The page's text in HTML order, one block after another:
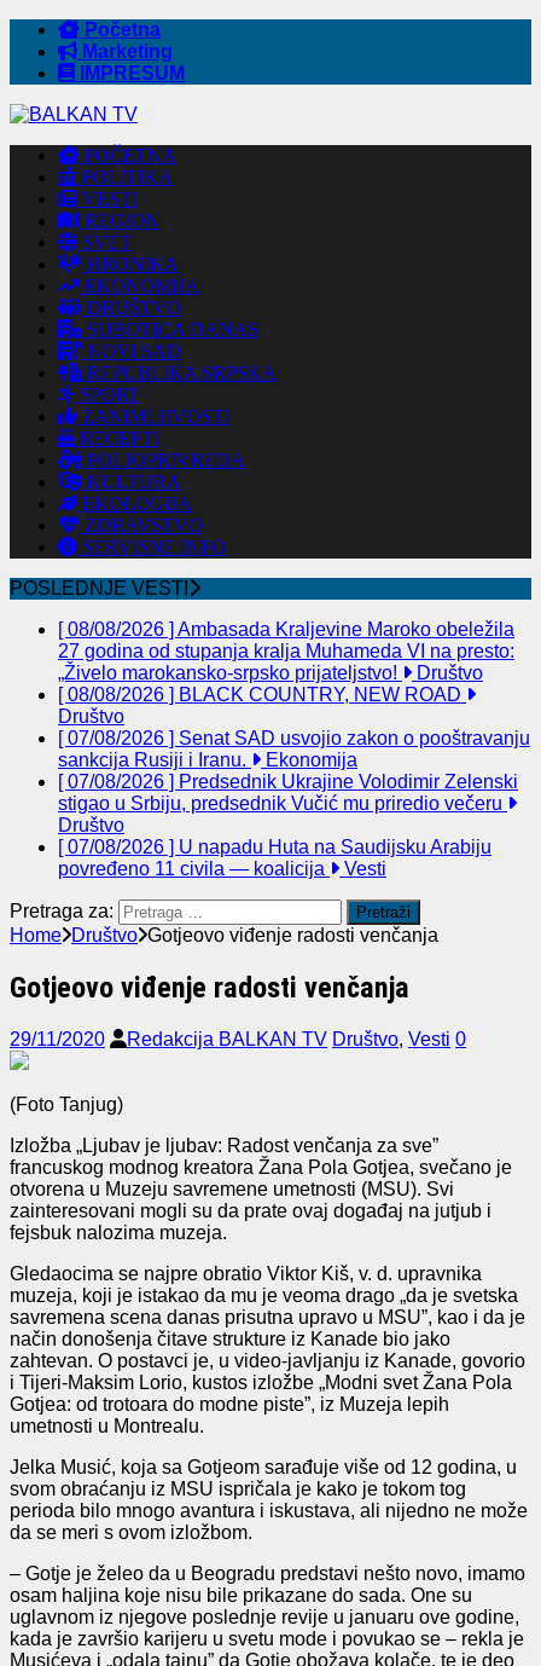
Početna
Marketing
IMPRESUM
POČETNA
POLITIKA
VESTI
REGION
SVET
HRONIKA
EKONOMIJA
DRUŠTVO
SUBOTICA DANAS
NOVI SAD
REPUBLIKA SRPSKA
SPORT
ZANIMLJIVOSTI
RECEPTI
POLJOPRIVREDA
KULTURA
EKOLOGIJA
ZDRAVSTVO
SERVISNE INFO
POSLEDNJE VESTI
[ 08/08/2026 ] Ambasada Kraljevine Maroko obeležila
27 godina od stupanja kralja Muhameda VI na presto:
„Živelo marokansko-srpsko prijateljstvo!
Društvo
[ 08/08/2026 ] BLACK COUNTRY, NEW ROAD
Društvo
[ 07/08/2026 ] Senat SAD usvojio zakon o pooštravanju
sankcija Rusiji i Iranu.
Ekonomija
[ 07/08/2026 ] Predsednik Ukrajine Volodimir Zelenski
stigao u Srbiju, predsednik Vučić mu priredio večeru
Društvo
[ 07/08/2026 ] U napadu Huta na Saudijsku Arabiju
povređeno 11 civila — koalicija
Vesti
Pretraga za:
Home Društvo Gotjeovo viđenje radosti venčanja
Gotjeovo viđenje radosti venčanja
29/11/2020 Redakcija BALKAN TV Društvo, Vesti 0
(Foto Tanjug)
Izložba „Ljubav je ljubav: Radost venčanja za sve”
francuskog modnog kreatora Žana Pola Gotjea, svečano je
otvorena u Muzeju savremene umetnosti (MSU). Svi
zainteresovani mogli su da prate ovaj događaj na jutjub i
fejsbuk nalozima muzeja.
Gledaocima se najpre obratio Viktor Kiš, v. d. upravnika
muzeja, koji je istakao da mu je veoma drago „da je svetska
savremena scena danas prisutna upravo u MSU”, kao i da je
način donošenja čitave strukture iz Kanade bio jako
zahtevan. O postavci je, u video-javljanju iz Kanade, govorio
i Tijeri-Maksim Lorio, kustos izložbe „Modni svet Žana Pola
Gotjea: od trotoara do modne piste”, iz Muzeja lepih
umetnosti u Montrealu.
Jelka Musić, koja sa Gotjeom sarađuje više od 12 godina, u
svom obraćanju iz MSU ispričala je kako je tokom tog
perioda bilo mnogo avantura i iskustava, ali nijedno ne može
da se meri s ovom izložbom.
‒ Gotje je želeo da u Beogradu predstavi nešto novo, imamo
osam haljina koje nisu bile prikazane do sada. One su
uglavnom iz njegove poslednje revije u januaru ove godine,
kada je završio karijeru u svetu mode i povukao se – rekla je
Musićeva i „odala tajnu” da Gotje obožava kolače, te je deo